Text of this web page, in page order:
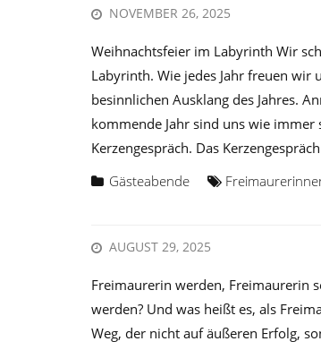
NOVEMBER 26, 2025
Weihnachtsfeier im Labyrinth Wir
Labyrinth. Wie jedes Jahr freuen wir
besinnlichen Ausklang des Jahres.
kommende Jahr sind uns wie
Kerzengespräch. Das
Gästeabende
AUGUST 29, 2025
Freimaurerin werden, Freimaurerin
werden? Und was heißt es, als
Weg, der nicht auf äußeren Erfolg,